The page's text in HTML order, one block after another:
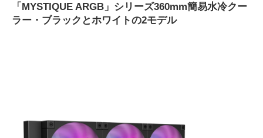
「MYSTIQUE ARGB」シリーズ360mm簡易水冷クー
ラー・ブラックとホワイトの2モデル